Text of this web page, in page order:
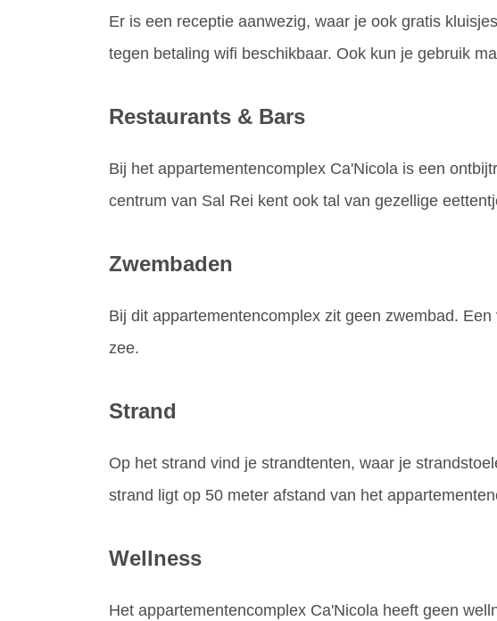
Er is een receptie aanwezig, waar je ook gratis
tegen betaling wifi beschikbaar. Ook kun je gebruik
Restaurants & Bars
Bij het appartementencomplex Ca'Nicola is een
centrum van Sal Rei kent ook tal van gezellige
Zwembaden
Bij dit appartementencomplex zit geen zwembad.
zee.
Strand
Op het strand vind je strandtenten, waar je
strand ligt op 50 meter afstand van het
Wellness
Het appartementencomplex Ca'Nicola heeft geen